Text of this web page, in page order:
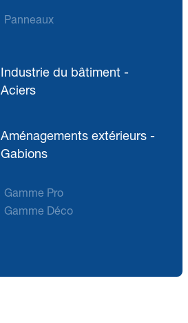
Panneaux
Industrie du bâtiment -
Aciers
Aménagements extérieurs -
Gabions
Gamme Pro
Gamme Déco